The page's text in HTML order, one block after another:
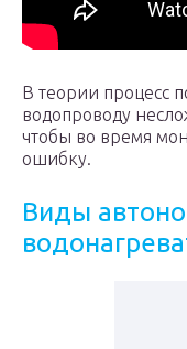
В теории процесс
водопроводу
чтобы во время
ошибку.
Виды